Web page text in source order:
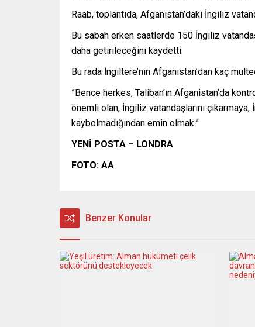
Raab, toplantıda, Afganistan’daki İngiliz
Bu sabah erken saatlerde 150 İngiliz
daha getirileceğini kaydetti.
Bu rada İngiltere’nin Afganistan’dan kaç
”Bence herkes, Taliban’ın Afganistan’da
önemli olan, İngiliz vatandaşlarını
kaybolmadığından emin olmak.”
YENİ POSTA – LONDRA
FOTO: AA
Benzer Konular